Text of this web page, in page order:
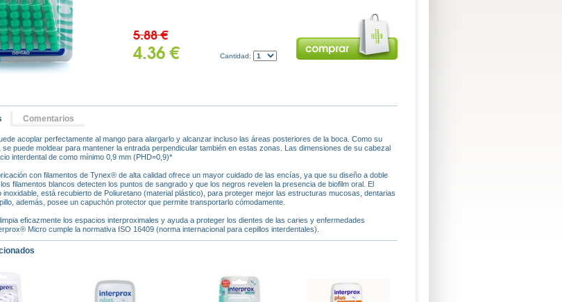
5.88 €
4.36 € Cantidad:
Comentarios
acoplar perfectamente al mango para alargarlo y alcanzar incluso las áreas posteriores de la boca. Como su
se puede moldear para mantener la entrada perpendicular también en estas zonas. Las dimensiones de su cabezal
interdental de como mínimo 0,9 mm (PHD=0,9)*
con filamentos de Tynex® de alta calidad ofrece un mayor cuidado de las encías, ya que su diseño a doble
filamentos blancos detecten los puntos de sangrado y que los negros revelen la presencia de biofilm oral. El
inoxidable, está recubierto de Poliuretano (material plástico), para proteger mejor las estructuras mucosas, dentarias
además, posee un capuchón protector que permite transportarlo cómodamente.
eficazmente los espacios interproximales y ayuda a proteger los dientes de las caries y enfermedades
Micro cumple la normativa ISO 16409 (norma internacional para cepillos interdentales).